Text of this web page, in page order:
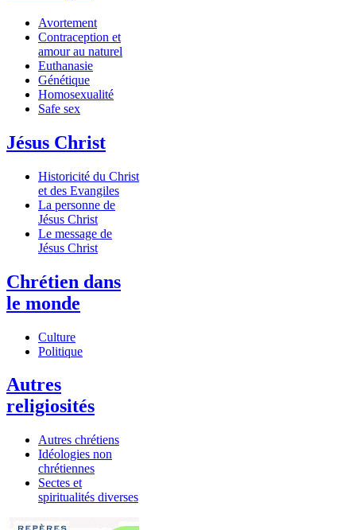
Avortement
Contraception et
amour au naturel
Euthanasie
Génétique
Homosexualité
Safe sex
Jésus Christ
Historicité du Christ
et des Evangiles
La personne de
Jésus Christ
Le message de
Jésus Christ
Chrétien dans
le monde
Culture
Politique
Autres
religiosités
Autres chrétiens
Idéologies non
chrétiennes
Sectes et
spiritualités diverses